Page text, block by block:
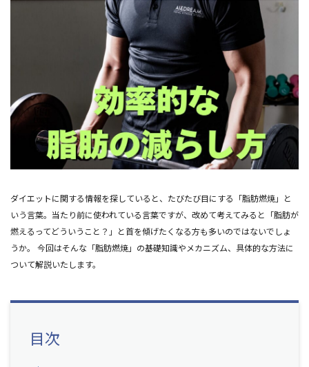
ダイエットに関する情報を探していると、たびたび目にする「脂肪燃焼」と
いう言葉。当たり前に使われている言葉ですが、改めて考えてみると「脂肪が
燃えるってどういうこと？」と首を傾げたくなる方も多いのではないでしょ
うか。 今回はそんな「脂肪燃焼」の基礎知識やメカニズム、具体的な方法に
ついて解説いたします。
目次